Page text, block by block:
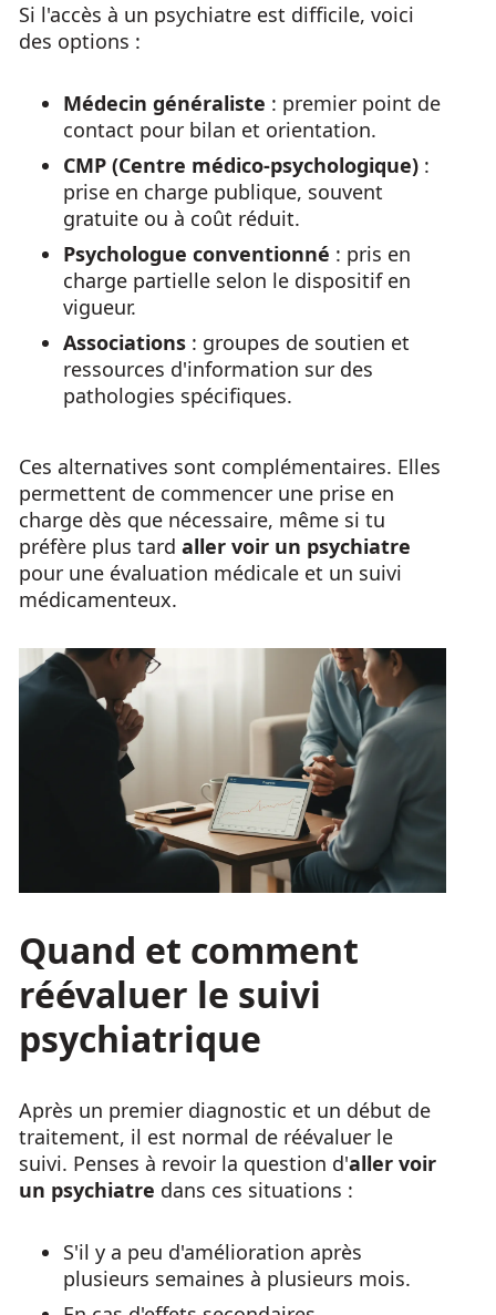
Si l'accès à un psychiatre est difficile, voici
des options :
Médecin généraliste : premier point de
contact pour bilan et orientation.
CMP (Centre médico-psychologique) :
prise en charge publique, souvent
gratuite ou à coût réduit.
Psychologue conventionné : pris en
charge partielle selon le dispositif en
vigueur.
Associations : groupes de soutien et
ressources d'information sur des
pathologies spécifiques.
Ces alternatives sont complémentaires. Elles
permettent de commencer une prise en
charge dès que nécessaire, même si tu
préfère plus tard aller voir un psychiatre
pour une évaluation médicale et un suivi
médicamenteux.
Quand et comment
réévaluer le suivi
psychiatrique
Après un premier diagnostic et un début de
traitement, il est normal de réévaluer le
suivi. Penses à revoir la question d'aller voir
un psychiatre dans ces situations :
S'il y a peu d'amélioration après
plusieurs semaines à plusieurs mois.